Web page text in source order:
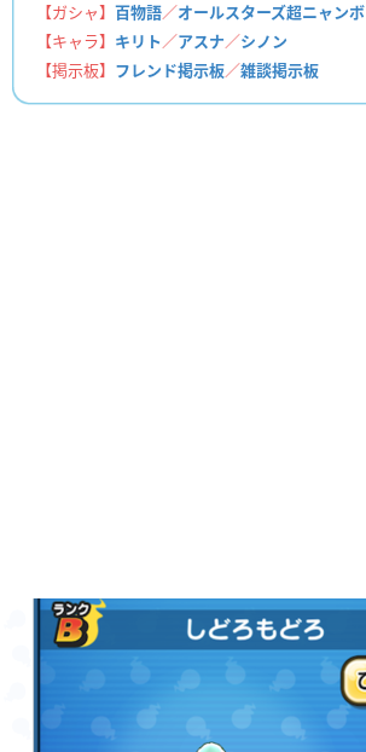
【ガシャ】 百物語／オールスターズ超ニャンボ
【キャラ】 キリト／アスナ／シノン
【掲示板】 フレンド掲示板／雑談掲示板